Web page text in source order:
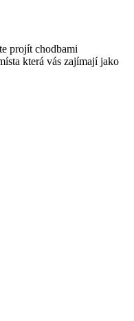
projít chodbami
která vás zajímají jako